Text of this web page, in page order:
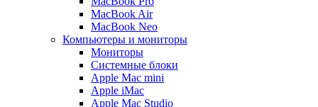
MacBook Air
MacBook Neo
Компьютеры и мониторы
Мониторы
Системные блоки
Apple Mac mini
Apple iMac
Apple Mac Studio